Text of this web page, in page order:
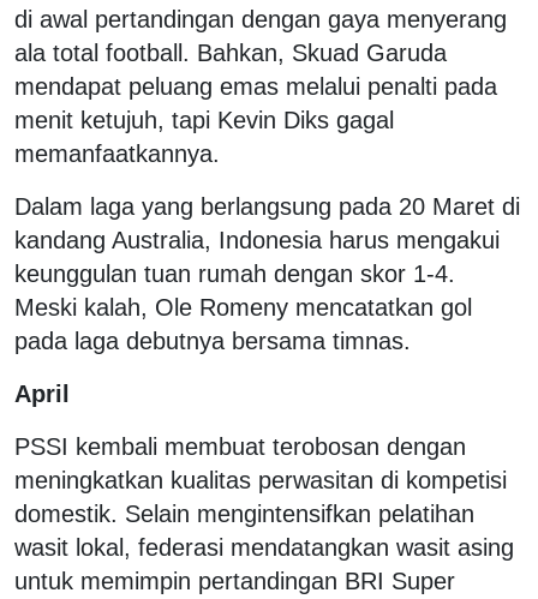
di awal pertandingan dengan gaya menyerang
ala total football. Bahkan, Skuad Garuda
mendapat peluang emas melalui penalti pada
menit ketujuh, tapi Kevin Diks gagal
memanfaatkannya.
Dalam laga yang berlangsung pada 20 Maret di
kandang Australia, Indonesia harus mengakui
keunggulan tuan rumah dengan skor 1-4.
Meski kalah, Ole Romeny mencatatkan gol
pada laga debutnya bersama timnas.
April
PSSI kembali membuat terobosan dengan
meningkatkan kualitas perwasitan di kompetisi
domestik. Selain mengintensifkan pelatihan
wasit lokal, federasi mendatangkan wasit asing
untuk memimpin pertandingan BRI Super